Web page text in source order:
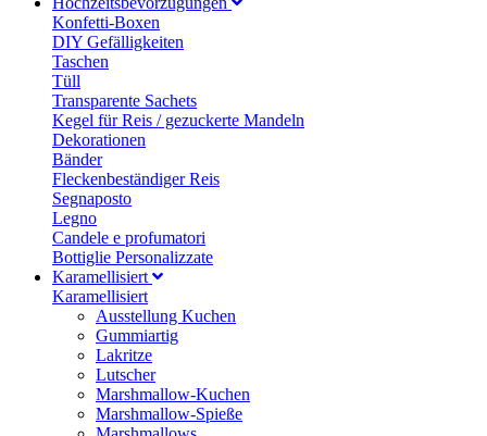
Konfetti-Boxen
DIY Gefälligkeiten
Taschen
Tüll
Transparente Sachets
Kegel für Reis / gezuckerte Mandeln
Dekorationen
Bänder
Fleckenbeständiger Reis
Segnaposto
Legno
Candele e profumatori
Bottiglie Personalizzate
Karamellisiert
Karamellisiert
Ausstellung Kuchen
Gummiartig
Lakritze
Lutscher
Marshmallow-Kuchen
Marshmallow-Spieße